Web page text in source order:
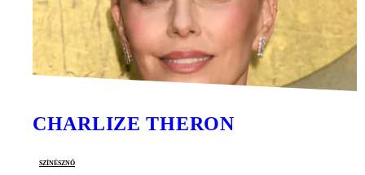
CHARLIZE THERON
színésznő